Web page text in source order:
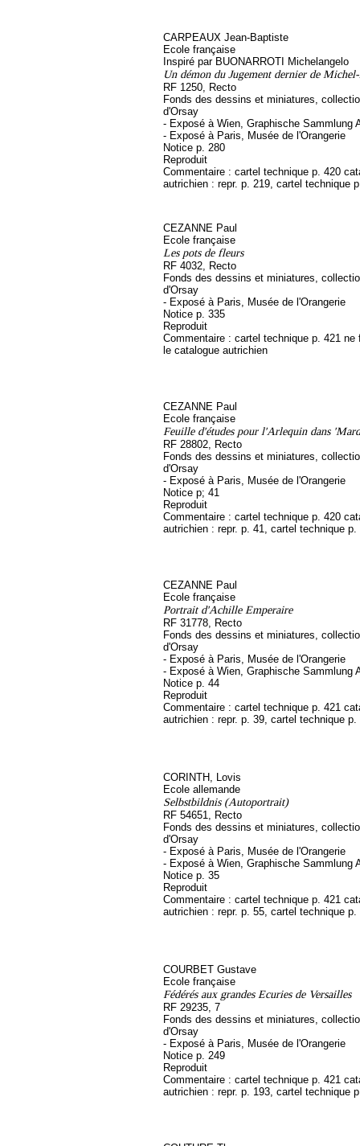
CARPEAUX Jean-Baptiste
Ecole française
Inspiré par BUONARROTI Michelangelo
Un démon du Jugement dernier de
RF 1250, Recto
Fonds des dessins et miniatures,
d'Orsay
- Exposé à Wien, Graphische Sammlung
- Exposé à Paris, Musée de l'Orangerie
Notice p. 280
Reproduit
Commentaire : cartel technique p. 420
autrichien : repr. p. 219, cartel technique
CEZANNE Paul
Ecole française
Les pots de fleurs
RF 4032, Recto
Fonds des dessins et miniatures,
d'Orsay
- Exposé à Paris, Musée de l'Orangerie
Notice p. 335
Reproduit
Commentaire : cartel technique p. 421 ne
le catalogue autrichien
CEZANNE Paul
Ecole française
Feuille d'études pour l'Arlequin dans
RF 28802, Recto
Fonds des dessins et miniatures,
d'Orsay
- Exposé à Paris, Musée de l'Orangerie
Notice p; 41
Reproduit
Commentaire : cartel technique p. 420
autrichien : repr. p. 41, cartel technique p.
CEZANNE Paul
Ecole française
Portrait d'Achille Emperaire
RF 31778, Recto
Fonds des dessins et miniatures,
d'Orsay
- Exposé à Paris, Musée de l'Orangerie
- Exposé à Wien, Graphische Sammlung
Notice p. 44
Reproduit
Commentaire : cartel technique p. 421
autrichien : repr. p. 39, cartel technique p.
CORINTH, Lovis
Ecole allemande
Selbstbildnis (Autoportrait)
RF 54651, Recto
Fonds des dessins et miniatures,
d'Orsay
- Exposé à Paris, Musée de l'Orangerie
- Exposé à Wien, Graphische Sammlung
Notice p. 35
Reproduit
Commentaire : cartel technique p. 421
autrichien : repr. p. 55, cartel technique p.
COURBET Gustave
Ecole française
Fédérés aux grandes Ecuries de Versailles
RF 29235, 7
Fonds des dessins et miniatures,
d'Orsay
- Exposé à Paris, Musée de l'Orangerie
Notice p. 249
Reproduit
Commentaire : cartel technique p. 421
autrichien : repr. p. 193, cartel technique